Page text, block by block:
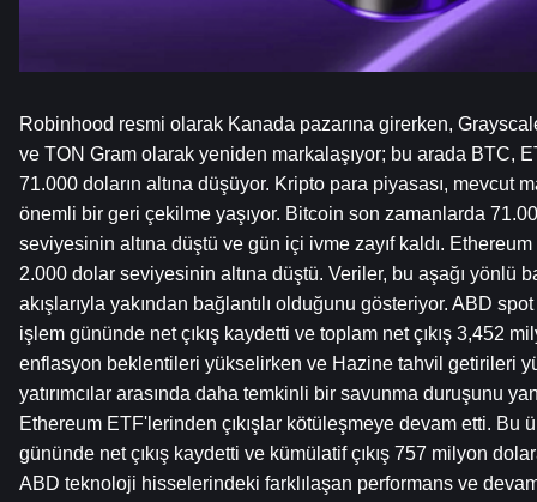
Robinhood resmi olarak Kanada pazarına girerken,
ve TON Gram olarak yeniden markalaşıyor; bu arada BTC,
71.000 doların altına düşüyor. Kripto para piyasası, mevcut
önemli bir geri çekilme yaşıyor. Bitcoin son zamanlarda
seviyesinin altına düştü ve gün içi ivme zayıf kaldı. Ethereum
2.000 dolar seviyesinin altına düştü. Veriler, bu aşağı yönlü
akışlarıyla yakından bağlantılı olduğunu gösteriyor. ABD
işlem gününde net çıkış kaydetti ve toplam net çıkış 3,452
enflasyon beklentileri yükselirken ve Hazine tahvil getirileri
yatırımcılar arasında daha temkinli bir savunma duruşunu
Ethereum ETF'lerinden çıkışlar kötüleşmeye devam etti. Bu
gününde net çıkış kaydetti ve kümülatif çıkış 757 milyon
ABD teknoloji hisselerindeki farklılaşan performans ve